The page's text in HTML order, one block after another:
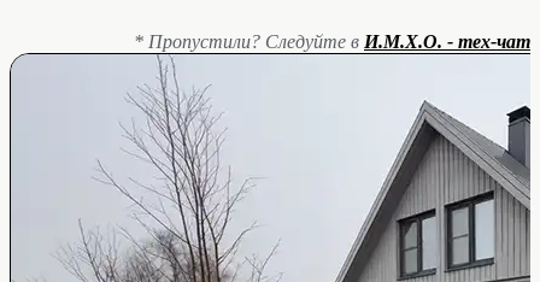
* Пропустили? Следуйте в И.М.Х.О. - тех-чат